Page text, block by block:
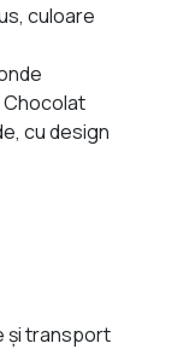
culoare
Chocolat
cu design
și transport